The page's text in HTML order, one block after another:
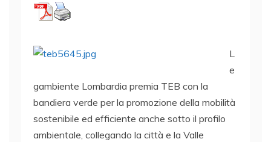
L
e
gambiente Lombardia premia TEB con la
bandiera verde per la promozione della mobilità
sostenibile ed efficiente anche sotto il profilo
ambientale, collegando la città e la Valle